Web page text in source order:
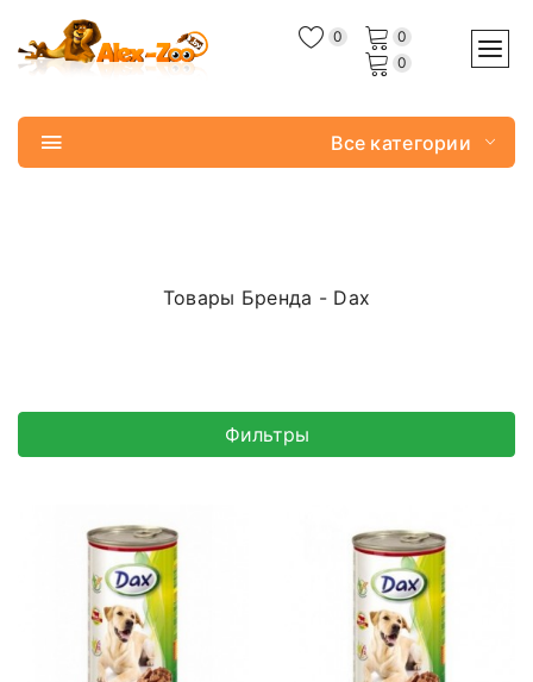
0
0
0
Все категории
Товары Бренда - Dax
Фильтры